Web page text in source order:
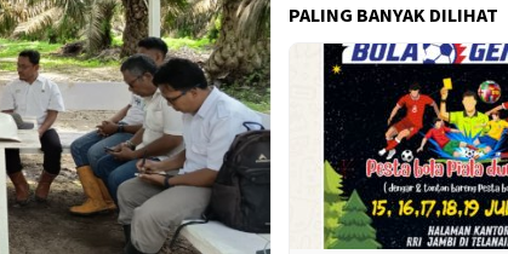
PALING BANYAK DILIHAT